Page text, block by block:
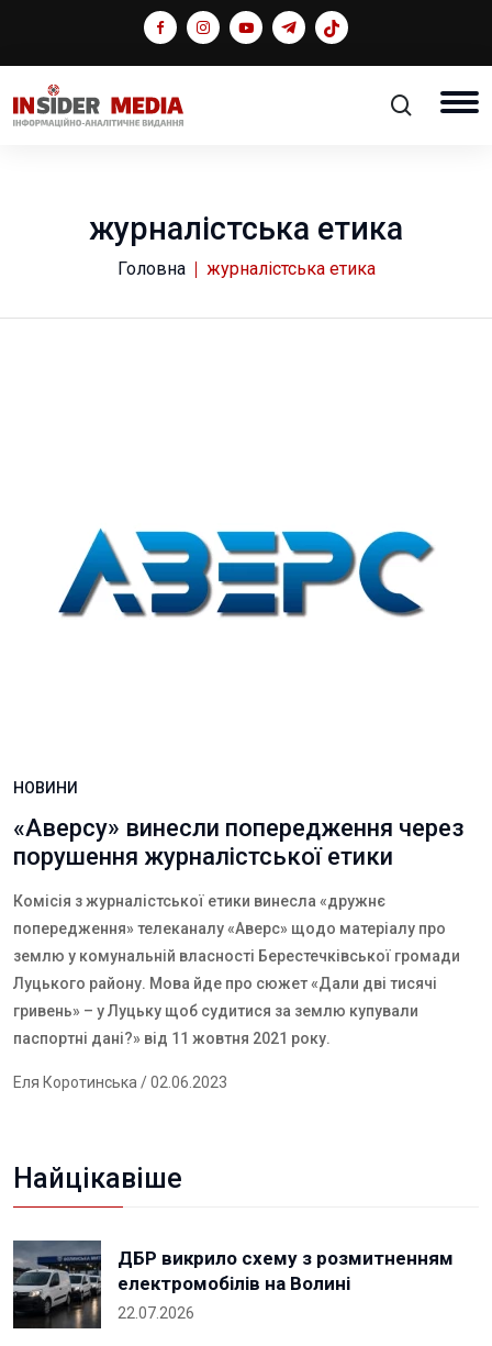
журналістська етика
Головна журналістська етика
НОВИНИ
«Аверсу» винесли попередження через
порушення журналістської етики
Комісія з журналістської етики винесла «дружнє
попередження» телеканалу «Аверс» щодо матеріалу про
землю у комунальній власності Берестечківської громади
Луцького району. Мова йде про сюжет«Дали дві тисячі
гривень» – у Луцьку щоб судитися за землю купували
паспортні дані?» від 11 жовтня 2021 року.
Еля Коротинська / 02.06.2023
Найцікавіше
ДБР викрило схему з розмитненням
електромобілів на Волині
22.07.2026